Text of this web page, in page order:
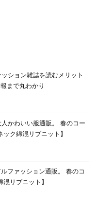
ション雑誌を読むメリット
まで丸わかり
かわいい服通販。 春のコー
ク綿混リブニット】
ファッション通販。 春のコ
リブニット】